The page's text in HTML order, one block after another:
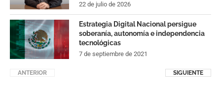
22 de julio de 2026
Estrategia Digital Nacional persigue
soberanía, autonomía e independencia
tecnológicas
7 de septiembre de 2021
ANTERIOR SIGUIENTE